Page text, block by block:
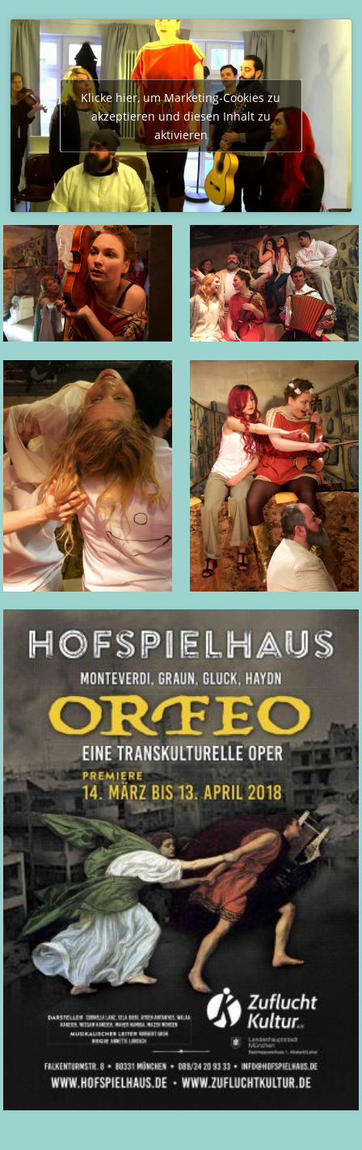
Klicke hier, um Marketing-Cookies zu
akzeptieren und diesen Inhalt zu
aktivieren